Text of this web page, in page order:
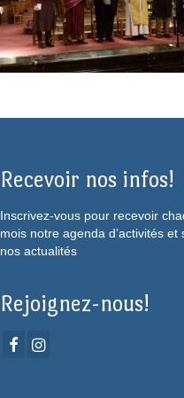
Recevoir nos infos!
Inscrivez-vous pour recevoir
mois notre agenda d’activités et
nos actualités
Rejoignez-nous!